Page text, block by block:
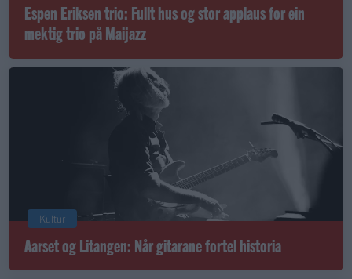
Espen Eriksen trio: Fullt hus og stor applaus for ein
mektig trio på Maijazz
Kultur
Aarset og Litangen: Når gitarane fortel historia